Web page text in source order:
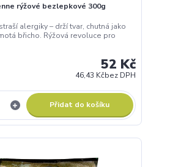
rýžové bezlepkové 300g
alergiky – drží tvar, chutná jako
břicho. Rýžová revoluce pro
52 Kč
46,43 Kčbez DPH
Přidat do košíku